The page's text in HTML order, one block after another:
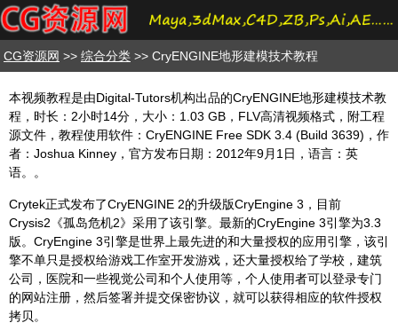
CG资源网 >> 综合分类 >> CryENGINE地形建模技术教程
本视频教程是由Digital-Tutors机构出品的CryENGINE地形建模技术教
程，时长：2小时14分，大小：1.03 GB，FLV高清视频格式，附工程
源文件，教程使用软件：CryENGINE Free SDK 3.4 (Build 3639)，作
者：Joshua Kinney，官方发布日期：2012年9月1日，语言：英
语。。
Crytek正式发布了CryENGINE 2的升级版CryEngine 3，目前
Crysis2《孤岛危机2》采用了该引擎。最新的CryEngine 3引擎为3.3
版。CryEngine 3引擎是世界上最先进的和大量授权的应用引擎，该引
擎不单只是授权给游戏工作室开发游戏，还大量授权给了学校，建筑
公司，医院和一些视觉公司和个人使用等，个人使用者可以登录专门
的网站注册，然后签署并提交保密协议，就可以获得相应的软件授权
拷贝。